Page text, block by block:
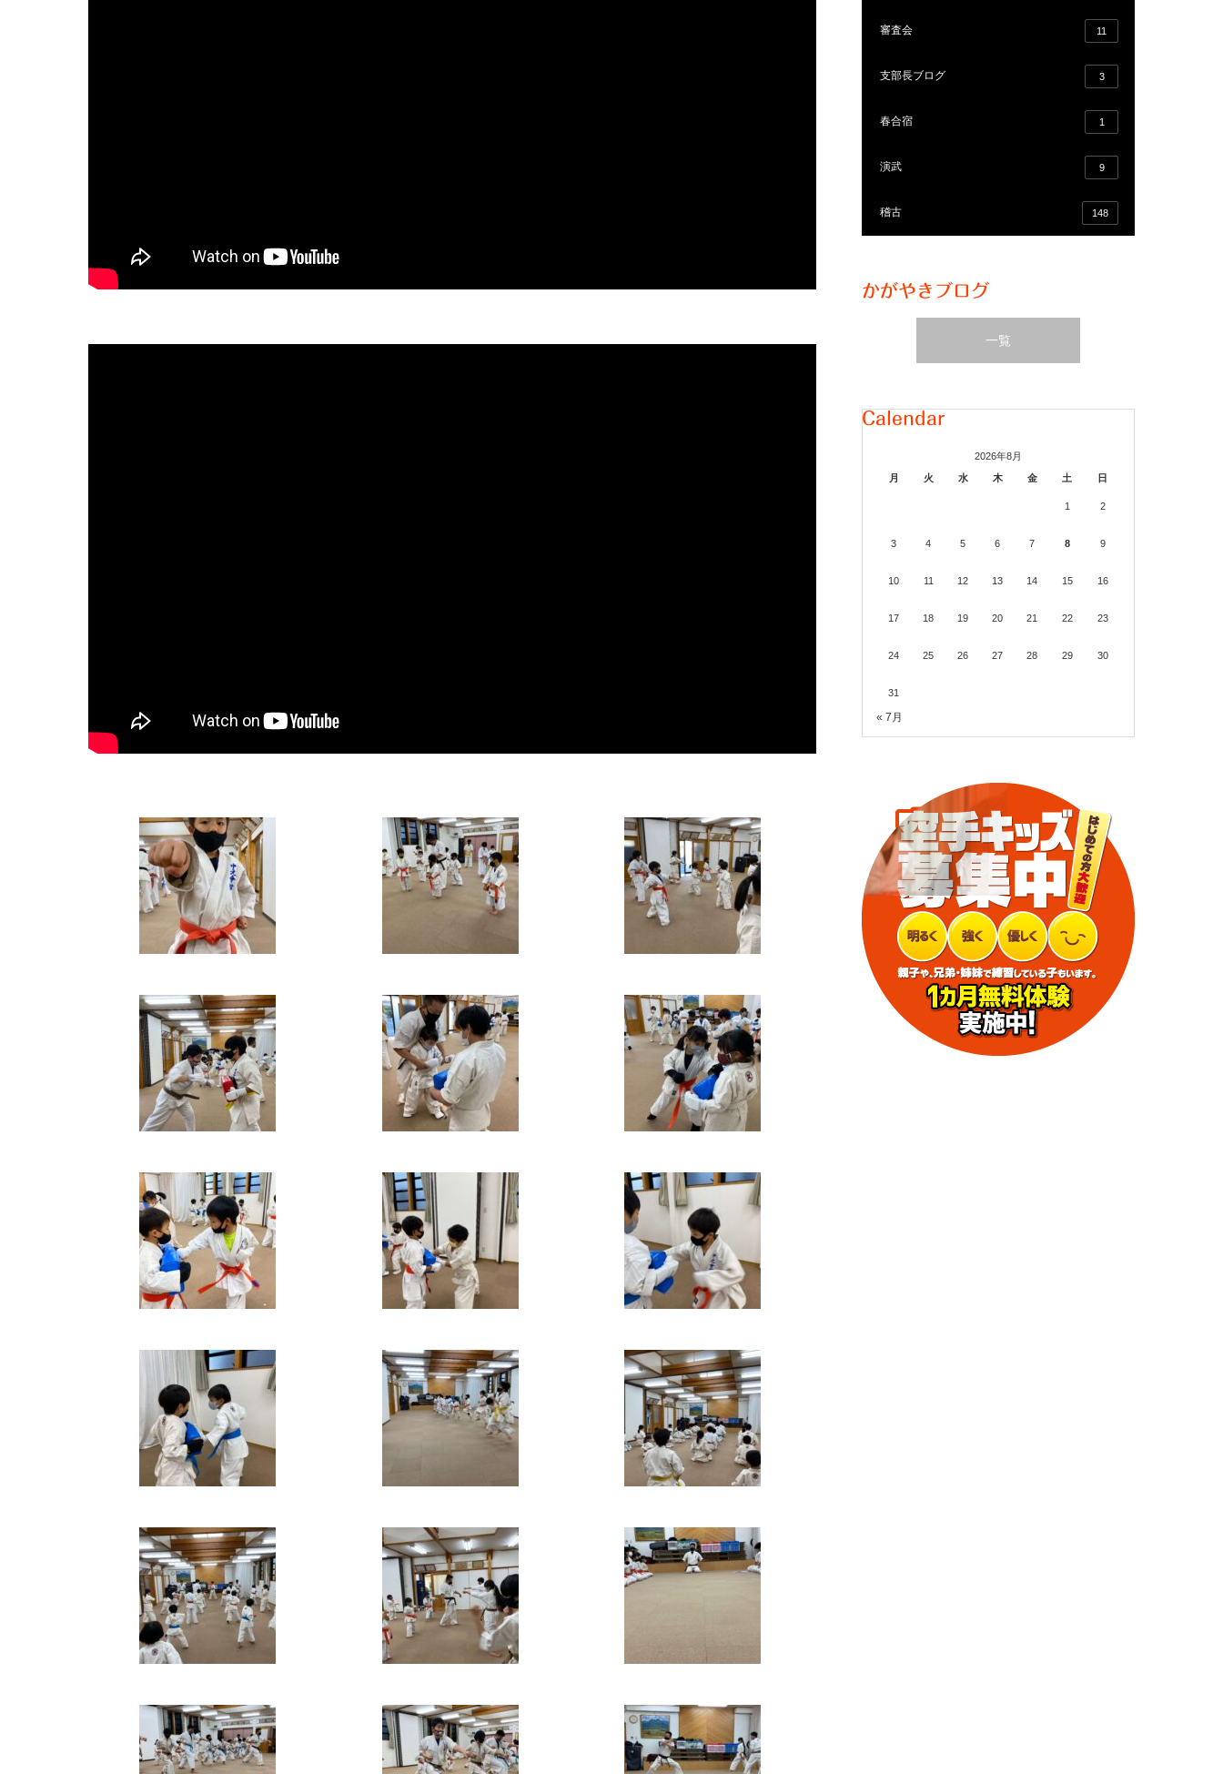
審査会 11
支部長ブログ 3
春合宿 1
演武 9
稽古 148
かがやきブログ
一覧
Calendar
2026年8月
月
火 水 木 金 土 日
1 2
3 4 5 6 7 8 9
10 11 12 13 14 15 16
17 18 19 20 21 22 23
24 25 26 27 28 29 30
31
« 7月